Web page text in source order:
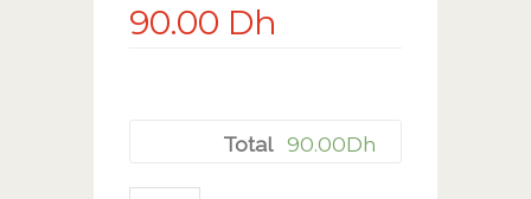
90.00 Dh
Total 90.00Dh